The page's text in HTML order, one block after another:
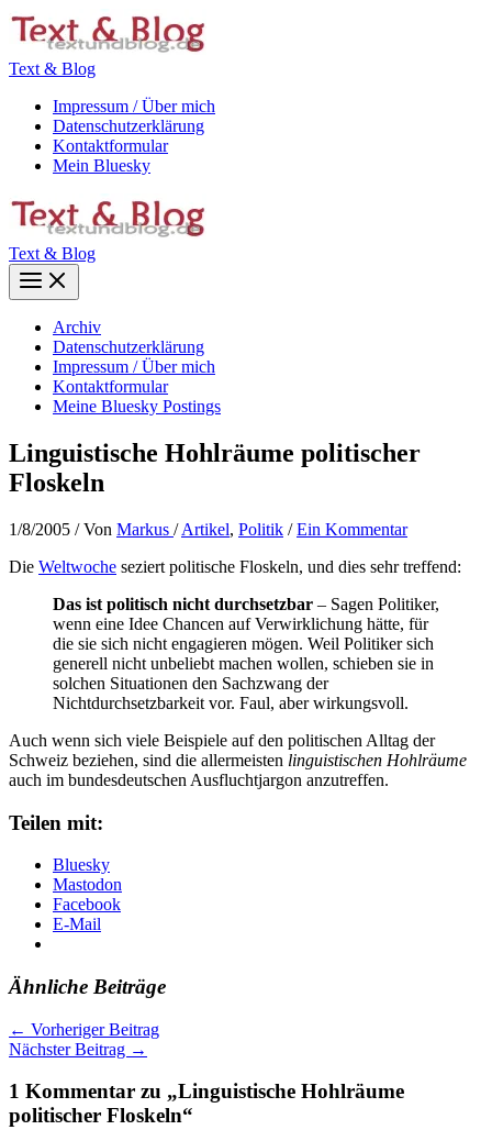
Zum
Inhalt
Text & Blog
Impressum / Über mich
Datenschutzerklärung
Kontaktformular
Mein Bluesky
Text & Blog
Main
Menu
Archiv
Datenschutzerklärung
Impressum / Über mich
Kontaktformular
Meine Bluesky Postings
Linguistische Hohlräume politischer
Floskeln
1/8/2005 / Von Markus /Artikel, Politik /Ein Kommentar
Die Weltwoche seziert politische Floskeln, und dies sehr treffend:
Das ist politisch nicht durchsetzbar – Sagen Politiker,
wenn eine Idee Chancen auf Verwirklichung hätte, für
die sie sich nicht engagieren mögen. Weil Politiker sich
generell nicht unbeliebt machen wollen, schieben sie in
solchen Situationen den Sachzwang der
Nichtdurchsetzbarkeit vor. Faul, aber wirkungsvoll.
Auch wenn sich viele Beispiele auf den politischen Alltag der
Schweiz beziehen, sind die allermeisten linguistischen Hohlräume
auch im bundesdeutschen Ausfluchtjargon anzutreffen.
Teilen mit:
Bluesky
Mastodon
Facebook
E-Mail
Ähnliche Beiträge
← Vorheriger Beitrag
Nächster Beitrag →
1 Kommentar zu „Linguistische Hohlräume
politischer Floskeln“